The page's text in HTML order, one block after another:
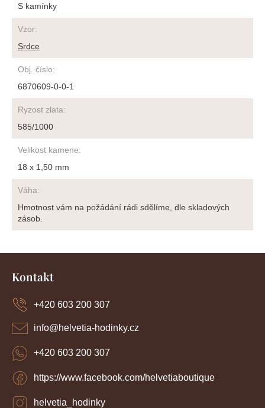
S kamínky
Vzor:
Srdce
Obj. číslo:
6870609-0-0-1
Ryzost zlata:
585/1000
Velikost kamene:
18 x 1,50 mm
Váha:
Hmotnost vám na požádání rádi sdělíme, dle skladových
zásob.
Kontakt
info@helvetia-hodinky.cz
+420 603 200 307
https://www.facebook.com/helvetiaboutique
helvetia_hodinky
+420 603 200 307